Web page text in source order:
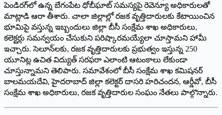
పెండిరగ్‌లో ఉన్న బేగంపేట ధోబీఘాట్‌ సమస్యపై రెవెన్యూ అధికారులతో
మాట్లాడి ఆరా తీశారు. చాలా జిల్లాల్లో రజక వృత్తిదారులకు కేటాయించిన
భూమిపై వస్తున్న ఇబ్బందులు జిల్లా బీసీ సంక్షేమ శాఖ అధికారులు,
కలెక్టర్లు సమన్వయం చేసుకుని పరిష్కారమయ్యేలా చూస్తామని హామీ
ఇచ్చారు. సెలూన్‌లకు, రజక వృత్తిదారులకు ప్రభుత్వం ఇస్తున్న 250
యూనిట్ల ఉచిత విద్యుత్‌ సరఫరా ఎలాంటి ఆటంకాలు లేకుండా
చూస్తున్నామని తెలిపారు. సమావేశంలో బీసీ సంక్షేమ శాఖ కమిషనర్‌
బాలమయదేవి, హైదరాబాద్‌ జిల్లా కలెక్టర్‌ దాసరి హరిచందన, ఆర్డీవో, బీసీ
సంక్షేమ శాఖ అధికారులు, రజక వృత్తిదారుల సంఘం నేతలు పాల్గొన్నారు.